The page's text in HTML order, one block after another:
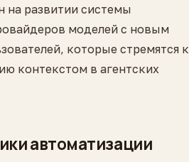
на развитии системы
моделей с новым
которые стремятся к
контекстом в агентских
автоматизации